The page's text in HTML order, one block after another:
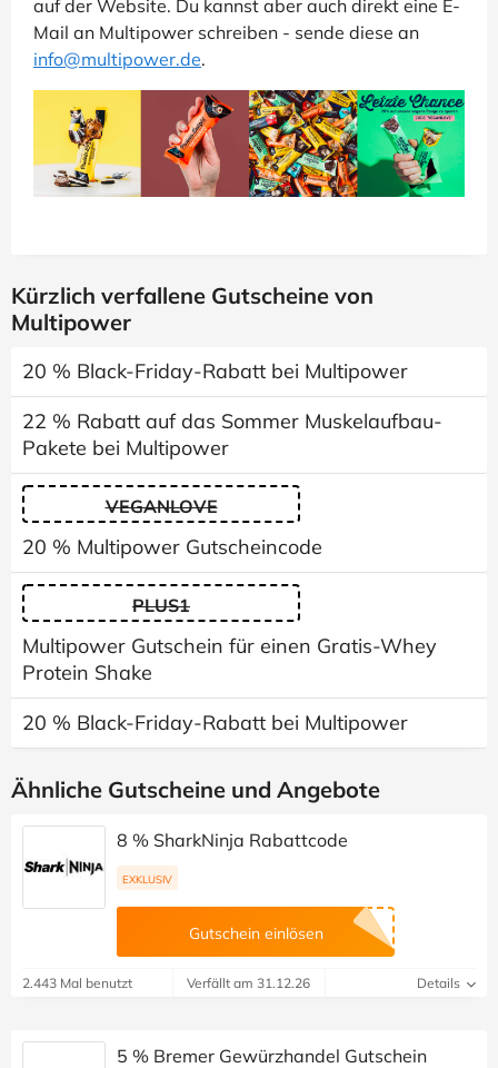
auf der Website. Du kannst aber auch direkt eine E-
Mail an Multipower schreiben - sende diese an
info@multipower.de.
Kürzlich verfallene Gutscheine von
Multipower
20 % Black-Friday-Rabatt bei Multipower
22 % Rabatt auf das Sommer Muskelaufbau-
Pakete bei Multipower
VEGANLOVE
20 % Multipower Gutscheincode
PLUS1
Multipower Gutschein für einen Gratis-Whey
Protein Shake
20 % Black-Friday-Rabatt bei Multipower
Ähnliche Gutscheine und Angebote
8 % SharkNinja Rabattcode
EXKLUSIV
Gutschein einlösen
2.443 Mal benutzt Verfällt am 31.12.26 Details
5 % Bremer Gewürzhandel Gutschein